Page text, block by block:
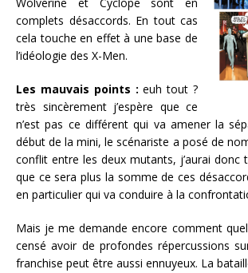
complets désaccords. En tout cas
cela touche en effet à une base de
l’idéologie des X-Men.
Les mauvais points : euh tout ?
très sincèrement j’espère que ce
n’est pas ce différent qui va amener la
début de la mini, le scénariste a posé de
conflit entre les deux mutants, j’aurai donc
que ce sera plus la somme de ces
en particulier qui va conduire à la
Mais je me demande encore comment
censé avoir de profondes répercussions
franchise peut être aussi ennuyeux. La